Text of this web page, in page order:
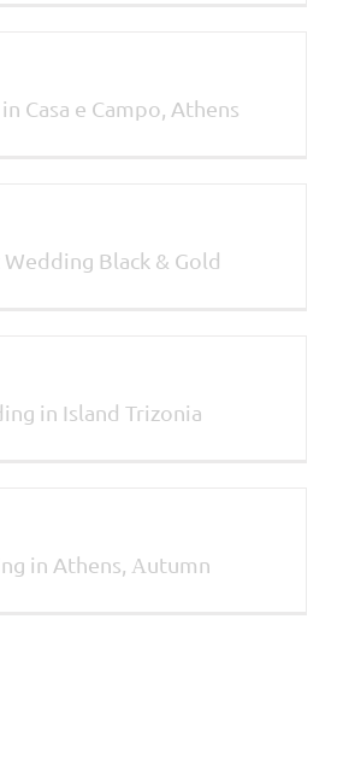
Casa e Campo, Athens
Wedding Black & Gold
in Island Trizonia
in Athens, Αutumn